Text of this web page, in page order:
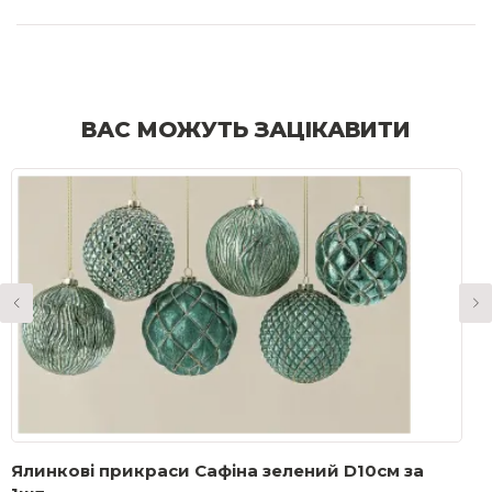
ВАС МОЖУТЬ ЗАЦІКАВИТИ
Ялинкові прикраси Сафіна зелений D10см за